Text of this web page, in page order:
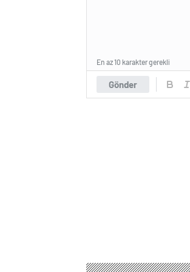
Gönder
En az 10 karakter gerekli